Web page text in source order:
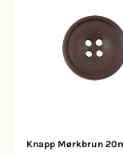
Knapp Mørkbrun